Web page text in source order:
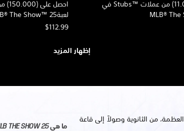
احصل على (11.000) من عملات Stubs™‎ في
لعبةMLB® The Show™ 25
$112.99
إظهار المزيد
ما هي MLB THE SHOW 25؟
من الثانوية وصولاً إلى قاعة